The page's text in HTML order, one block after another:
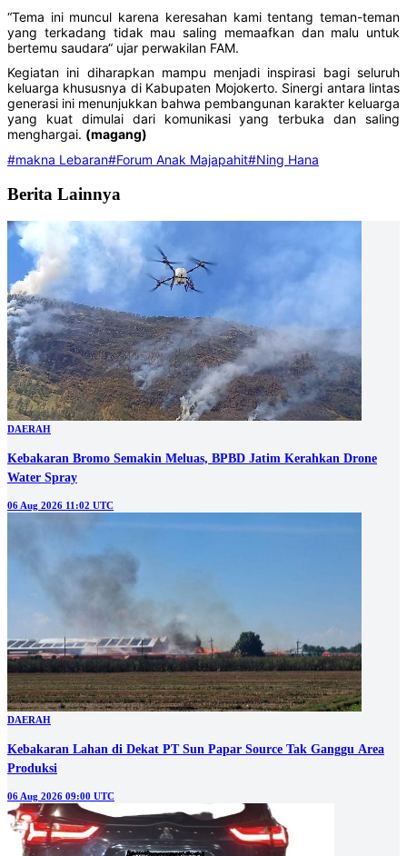
“Tema ini muncul karena keresahan kami tentang teman-teman
yang terkadang tidak mau saling memaafkan dan malu untuk
bertemu saudara“ ujar perwakilan FAM.
Kegiatan ini diharapkan mampu menjadi inspirasi bagi seluruh
keluarga khususnya di Kabupaten Mojokerto. Sinergi antara lintas
generasi ini menunjukkan bahwa pembangunan karakter keluarga
yang kuat dimulai dari komunikasi yang terbuka dan saling
menghargai. (magang)
#makna Lebaran#Forum Anak Majapahit#Ning Hana
Berita Lainnya
DAERAH
Kebakaran Bromo Semakin Meluas, BPBD Jatim Kerahkan Drone
Water Spray
06 Aug 2026 11:02 UTC
DAERAH
Kebakaran Lahan di Dekat PT Sun Papar Source Tak Ganggu Area
Produksi
06 Aug 2026 09:00 UTC